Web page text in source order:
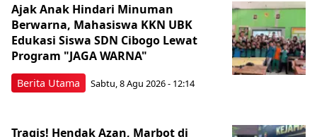
Berita Utama
Ajak Anak Hindari Minuman
Berwarna, Mahasiswa KKN UBK
Edukasi Siswa SDN Cibogo Lewat
Program "JAGA WARNA"
Sabtu, 8 Agu 2026 - 12:14
Tragis! Hendak Azan, Marbot di